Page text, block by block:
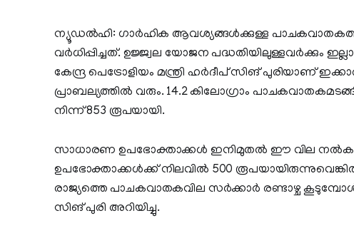
ന്യൂഡൽഹി: ഗാർഹിക ആവശ്യങ്ങൾക്കുള്ള
വർധിപ്പിച്ചത്. ഉജ്ജ്വല യോജന പദ്ധതിയിലുള്ളവർക്കും
കേന്ദ്ര പെട്രോളിയം മന്ത്രി ഹർദീപ് സിങ് പുരിയാണ്
പ്രാബല്യത്തിൽ വരും. 14.2 കിലോഗ്രാം
നിന്ന് 853 രൂപയായി.
സാധാരണ ഉപഭോക്താക്കൾ ഇനിമുതൽ ഈ വില
ഉപഭോക്താക്കൾക്ക് നിലവിൽ 500
രാജ്യത്തെ പാചകവാതകവില സർക്കാർ രണ്ടാഴ്ച
സിങ് പുരി അറിയിച്ചു.